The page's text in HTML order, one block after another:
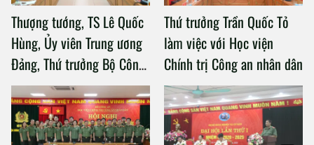
Thượng tướng, TS Lê Quốc
Hùng, Ủy viên Trung ương
Đảng, Thứ trưởng Bộ Công
an làm việc với Học viện
Chính trị Công an nhân dân
Thứ trưởng Trần Quốc Tỏ
làm việc với Học viện
Chính trị Công an nhân dân